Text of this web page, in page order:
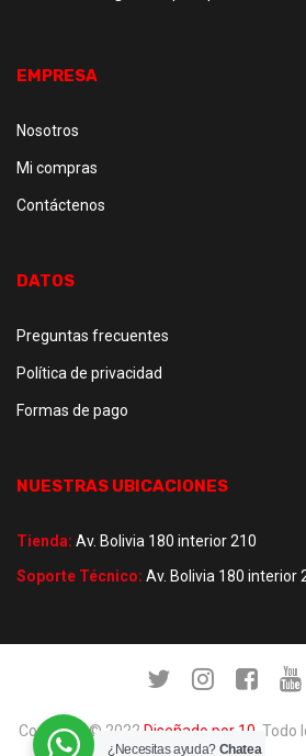
EMPRESA
Nosotros
Mi compras
Contáctenos
DATOS
Preguntas frecuentes
Política de privacidad
Formas de pago
NUESTRAS UBICACIONES
Tienda: Av. Bolivia 180 interior 210
Soporte Técnico: Av. Bolivia 180 interior
Copyright © 2022 Diseñado por 10 .
¿Necesitas ayuda? Chatea